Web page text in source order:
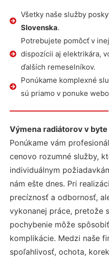
Všetky naše služby
Slovenska.
Potrebujete pomôcť v
dispozícii aj elektrikára,
ďalších remeselníkov.
Ponúkame komplexné
sú priamo v ponuke
Výmena radiátorov v
Ponúkame vám
cenovo rozumné služby,
individuálnym
nám ešte dnes. Pri
precíznosť a odbornosť,
vykonanej práce, pretože
pochybenie môže
komplikácie. Medzi naše
spoľahlivosť, ochota,